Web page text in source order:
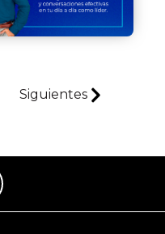
Siguientes